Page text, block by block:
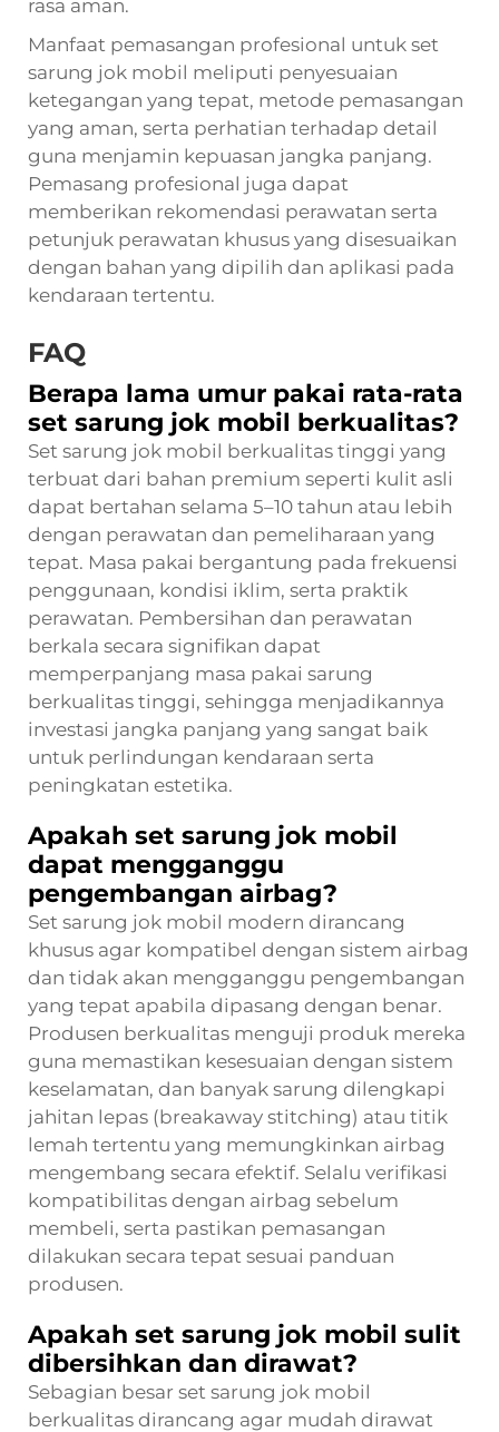
rasa aman.
Manfaat pemasangan profesional untuk set
sarung jok mobil meliputi penyesuaian
ketegangan yang tepat, metode pemasangan
yang aman, serta perhatian terhadap detail
guna menjamin kepuasan jangka panjang.
Pemasang profesional juga dapat
memberikan rekomendasi perawatan serta
petunjuk perawatan khusus yang disesuaikan
dengan bahan yang dipilih dan aplikasi pada
kendaraan tertentu.
FAQ
Berapa lama umur pakai rata-rata
set sarung jok mobil berkualitas?
Set sarung jok mobil berkualitas tinggi yang
terbuat dari bahan premium seperti kulit asli
dapat bertahan selama 5–10 tahun atau lebih
dengan perawatan dan pemeliharaan yang
tepat. Masa pakai bergantung pada frekuensi
penggunaan, kondisi iklim, serta praktik
perawatan. Pembersihan dan perawatan
berkala secara signifikan dapat
memperpanjang masa pakai sarung
berkualitas tinggi, sehingga menjadikannya
investasi jangka panjang yang sangat baik
untuk perlindungan kendaraan serta
peningkatan estetika.
Apakah set sarung jok mobil
dapat mengganggu
pengembangan airbag?
Set sarung jok mobil modern dirancang
khusus agar kompatibel dengan sistem airbag
dan tidak akan mengganggu pengembangan
yang tepat apabila dipasang dengan benar.
Produsen berkualitas menguji produk mereka
guna memastikan kesesuaian dengan sistem
keselamatan, dan banyak sarung dilengkapi
jahitan lepas (breakaway stitching) atau titik
lemah tertentu yang memungkinkan airbag
mengembang secara efektif. Selalu verifikasi
kompatibilitas dengan airbag sebelum
membeli, serta pastikan pemasangan
dilakukan secara tepat sesuai panduan
produsen.
Apakah set sarung jok mobil sulit
dibersihkan dan dirawat?
Sebagian besar set sarung jok mobil
berkualitas dirancang agar mudah dirawat